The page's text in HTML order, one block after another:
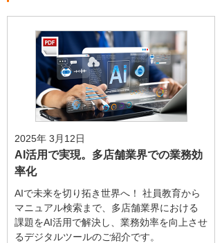
2025年 3月12日
AI活用で実現。多店舗業界での業務効
率化
AIで未来を切り拓き世界へ！ 社員教育から
マニュアル検索まで、多店舗業界における
課題をAI活用で解決し、業務効率を向上させ
るデジタルツールのご紹介です。